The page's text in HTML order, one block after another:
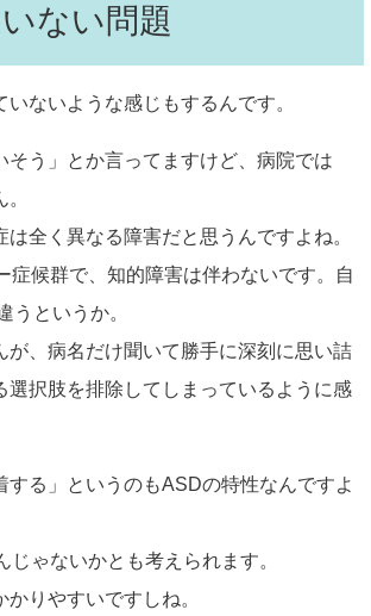
ない問題
ないような感じもするんです。
う」とか言ってますけど、病院では
全く異なる障害だと思うんですよね。
候群で、知的障害は伴わないです。自
うというか。
、病名だけ聞いて勝手に深刻に思い詰
択肢を排除してしまっているように感
る」というのもASDの特性なんですよ
ゃないかとも考えられます。
りやすいですしね。